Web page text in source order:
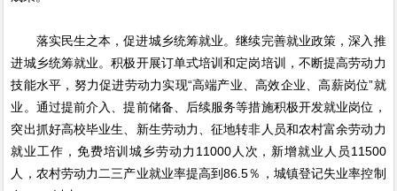
落实民生之本，促进城乡统筹就业。继续完善就业政策，深入推
进城乡统筹就业。积极开展订单式培训和定岗培训，不断提高劳动力
技能水平，努力促进劳动力实现“高端产业、高效企业、高薪岗位”就
业。通过提前介入、提前储备、后续服务等措施积极开发就业岗位，
突出抓好高校毕业生、新生劳动力、征地转非人员和农村富余劳动力
就业工作，免费培训城乡劳动力11000人次，新增就业人员11500
人，农村劳动力二三产业就业率提高到86.5％，城镇登记失业率控制